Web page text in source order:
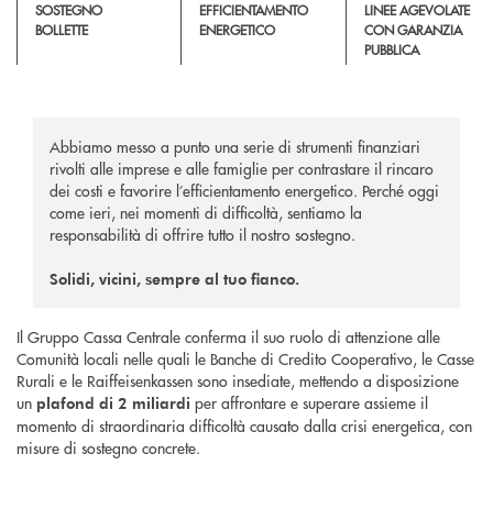
SOSTEGNO
BOLLETTE
EFFICIENTAMENTO
ENERGETICO
LINEE AGEVOLATE
CON GARANZIA
PUBBLICA
Abbiamo messo a punto una serie di strumenti finanziari
rivolti alle imprese e alle famiglie per contrastare il rincaro
dei costi e favorire l’efficientamento energetico. Perché oggi
come ieri, nei momenti di difficoltà, sentiamo la
responsabilità di offrire tutto il nostro sostegno.
Solidi, vicini, sempre al tuo fianco.
Il Gruppo Cassa Centrale conferma il suo ruolo di attenzione alle
Comunità locali nelle quali le Banche di Credito Cooperativo, le Casse
Rurali e le Raiffeisenkassen sono insediate, mettendo a disposizione
un plafond di 2 miliardi per affrontare e superare assieme il
momento di straordinaria difficoltà causato dalla crisi energetica, con
misure di sostegno concrete.